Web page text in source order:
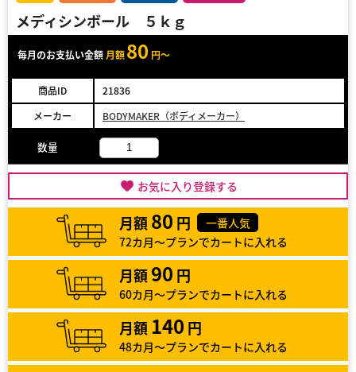
メディシンボール ５ｋｇ
毎月のお支払い金額 月額80 円～
商品ID
21836
メーカー
BODYMAKER（ボディメーカー）
数量
お気に入り登録する
月額 80 円
一番人気
72カ月～プランでカートに入れる
月額 90 円
60カ月～プランでカートに入れる
月額 140 円
48カ月～プランでカートに入れる